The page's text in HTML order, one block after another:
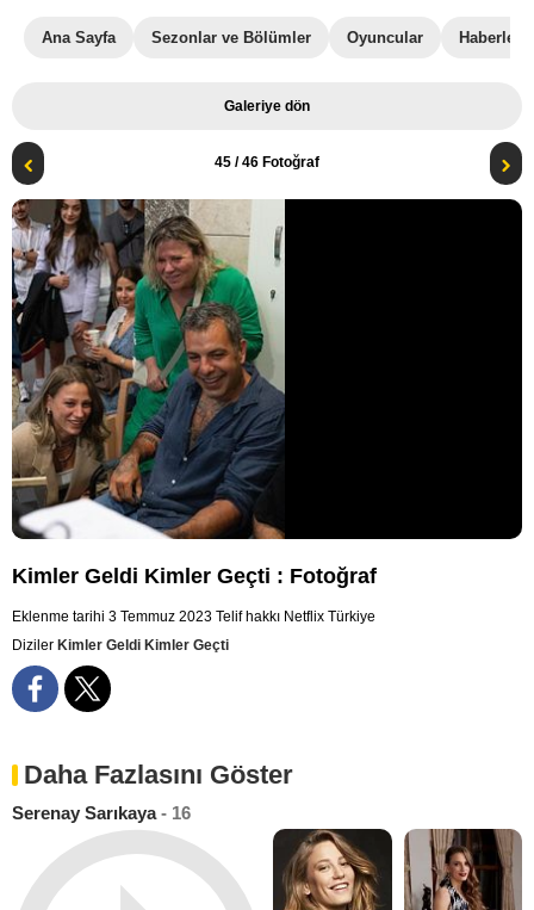
Ana Sayfa Sezonlar ve Bölümler Oyuncular Haberler
Galeriye dön
45 / 46 Fotoğraf
Kimler Geldi Kimler Geçti : Fotoğraf
Eklenme tarihi 3 Temmuz 2023 Telif hakkı Netflix Türkiye
Diziler Kimler Geldi Kimler Geçti
Daha Fazlasını Göster
Serenay Sarıkaya- 16